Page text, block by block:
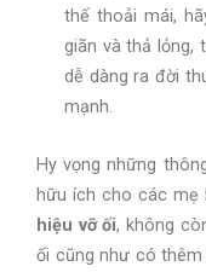
thế thoải mái,
giãn và thả lỏng,
dễ dàng ra đời
mạnh.
Hy vọng những
hữu ích cho các mẹ
hiệu vỡ ối, không
ối cũng như có